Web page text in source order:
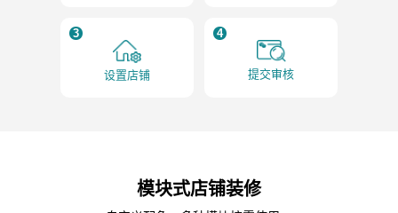
3
设置店铺
4
提交审核
模块式店铺装修